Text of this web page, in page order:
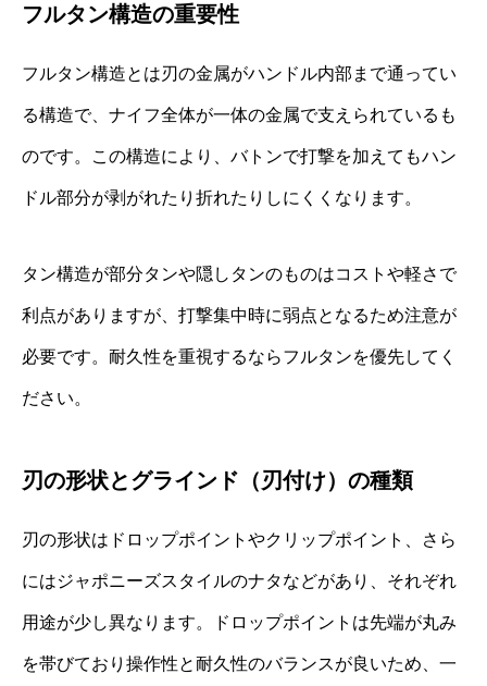
フルタン構造の重要性
フルタン構造とは刃の金属がハンドル内部まで通ってい
る構造で、ナイフ全体が一体の金属で支えられているも
のです。この構造により、バトンで打撃を加えてもハン
ドル部分が剥がれたり折れたりしにくくなります。
タン構造が部分タンや隠しタンのものはコストや軽さで
利点がありますが、打撃集中時に弱点となるため注意が
必要です。耐久性を重視するならフルタンを優先してく
ださい。
刃の形状とグラインド（刃付け）の種類
刃の形状はドロップポイントやクリップポイント、さら
にはジャポニーズスタイルのナタなどがあり、それぞれ
用途が少し異なります。ドロップポイントは先端が丸み
を帯びており操作性と耐久性のバランスが良いため、一